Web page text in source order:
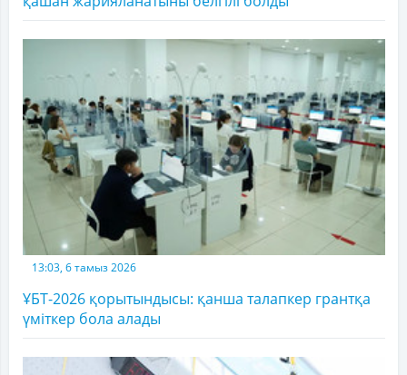
13:03, 6 тамыз 2026
ҰБТ-2026 қорытындысы: қанша талапкер грантқа
үміткер бола алады